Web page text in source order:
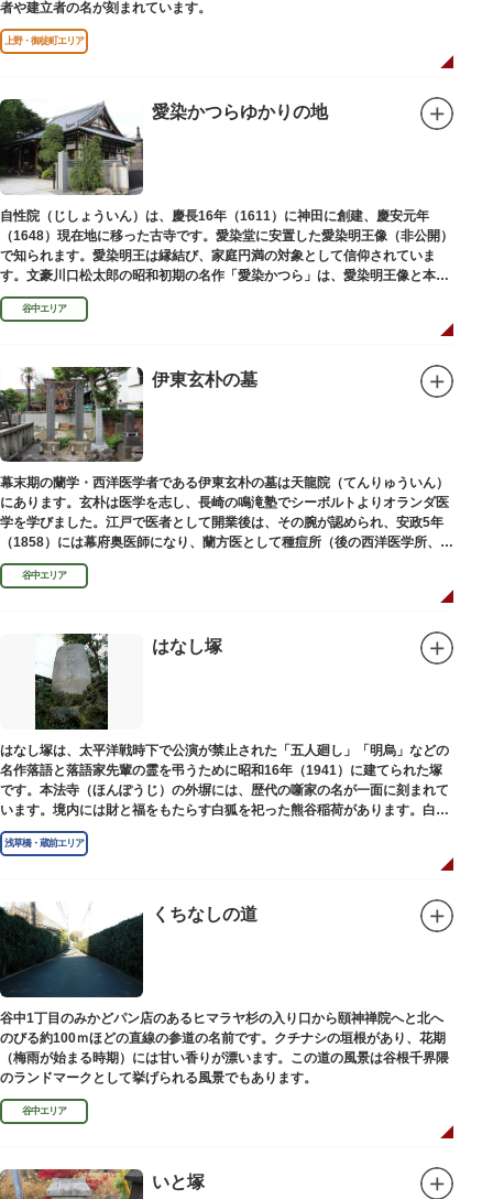
者や建立者の名が刻まれています。
上野・御徒町エリア
愛染かつらゆかりの地
自性院（じしょういん）は、慶長16年（1611）に神田に創建、慶安元年
（1648）現在地に移った古寺です。愛染堂に安置した愛染明王像（非公開）
で知られます。愛染明王は縁結び、家庭円満の対象として信仰されていま
す。文豪川口松太郎の昭和初期の名作「愛染かつら」は、愛染明王像と本堂
前にあった桂の古木にヒントを得た作品だといわれます。
谷中エリア
伊東玄朴の墓
幕末期の蘭学・西洋医学者である伊東玄朴の墓は天龍院（てんりゅういん）
にあります。玄朴は医学を志し、長崎の鳴滝塾でシーボルトよりオランダ医
学を学びました。江戸で医者として開業後は、その腕が認められ、安政5年
（1858）には幕府奥医師になり、蘭方医として種痘所（後の西洋医学所、現
東京大学医学部）の開設などに尽力し、明治4年（1871）72歳で没しまし
た。谷中エリア
はなし塚
はなし塚は、太平洋戦時下で公演が禁止された「五人廻し」「明烏」などの
名作落語と落語家先輩の霊を弔うために昭和16年（1941）に建てられた塚
です。本法寺（ほんぽうじ）の外塀には、歴代の噺家の名が一面に刻まれて
います。境内には財と福をもたらす白狐を祀った熊谷稲荷があります。白狐
を祀った稲荷は全国に2ケ所しかない非常に珍しいものです。
浅草橋・蔵前エリア
くちなしの道
谷中1丁目のみかどパン店のあるヒマラヤ杉の入り口から頤神禅院へと北へ
のびる約100ｍほどの直線の参道の名前です。クチナシの垣根があり、花期
（梅雨が始まる時期）には甘い香りが漂います。この道の風景は谷根千界隈
のランドマークとして挙げられる風景でもあります。
谷中エリア
いと塚